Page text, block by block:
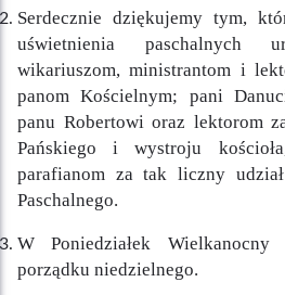
Serdecznie dziękujemy tym,
uświetnienia paschalnych
wikariuszom, ministrantom i
panom Kościelnym; pani
panu Robertowi oraz lektorom
Pańskiego i wystroju
parafianom za tak liczny
Paschalnego.
W Poniedziałek Wielkanocny
porządku niedzielnego.